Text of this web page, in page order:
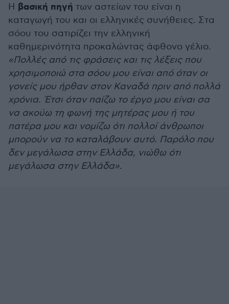
Η βασική πηγή των αστείων του είναι η
καταγωγή του και οι ελληνικές συνήθειες. Στα
σόου του σατιρίζει την ελληνική
καθημερινότητα προκαλώντας άφθονο γέλιο.
«Πολλές από τις φράσεις και τις λέξεις που
χρησιμοποιώ στα σόου μου είναι από όταν οι
γονείς μου ήρθαν στον Καναδά πριν από πολλά
χρόνια. Έτσι όταν παίζω το έργο μου είναι σα
να ακούω τη φωνή της μητέρας μου ή του
πατέρα μου και νομίζω ότι πολλοί άνθρωποι
μπορούν να το καταλάβουν αυτό. Παρόλο που
δεν μεγάλωσα στην Ελλάδα, νιώθω ότι
μεγάλωσα στην Ελλάδα».